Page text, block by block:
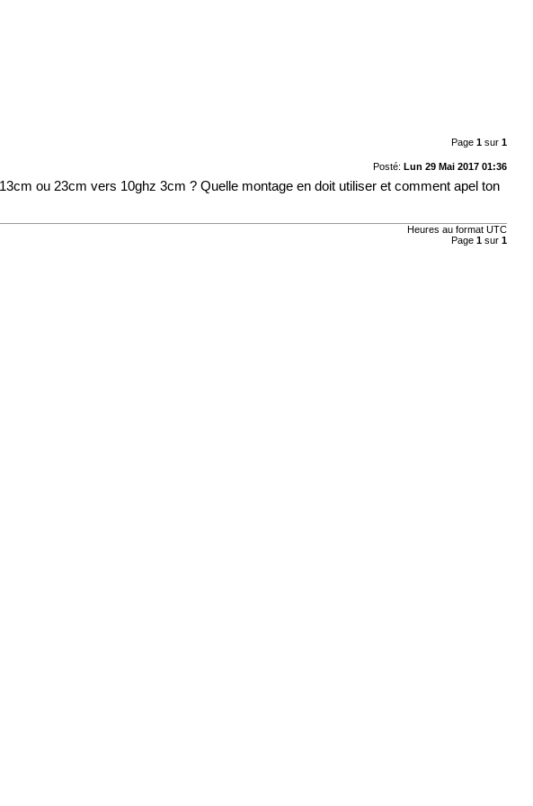
Page 1sur 1
Posté: Lun 29 Mai 2017 01:36
ou 23cm vers 10ghz 3cm ? Quelle montage en doit utiliser et comment apel ton
Heures au format UTC
Page 1sur 1